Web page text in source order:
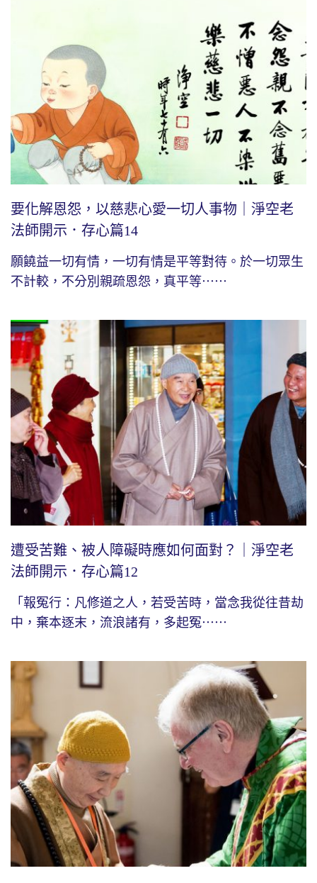
要化解恩怨，以慈悲心愛一切人事物｜淨空老
法師開示．存心篇14
願饒益一切有情，一切有情是平等對待。於一切眾生
不計較，不分別親疏恩怨，真平等⋯⋯
遭受苦難、被人障礙時應如何面對？｜淨空老
法師開示．存心篇12
「報冤行：凡修道之人，若受苦時，當念我從往昔劫
中，棄本逐末，流浪諸有，多起冤⋯⋯